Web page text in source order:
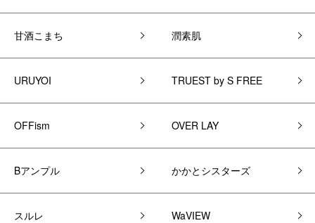
甘酒こまち 潤素肌
URUYOI TRUEST by S FREE
OFFism OVER LAY
Bアンプル かかとシスターズ
スルレ WaVIEW